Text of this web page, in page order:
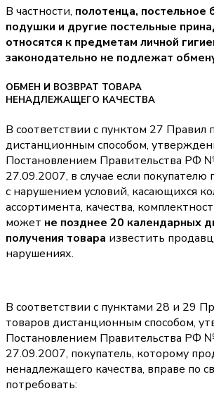
В частности, полотенца, постельное
подушки и другие постельные
относятся к предметам личной
законодательно не подлежат
ОБМЕН И ВОЗВРАТ ТОВАРА
НЕНАДЛЕЖАЩЕГО КАЧЕСТВА
В соответствии с пунктом 27 Правил
дистанционным способом,
Постановлением Правительства РФ
27.09.2007, в случае если покупателю
с нарушением условий, касающихся
ассортимента, качества,
может не позднее 20 календарных
получения товара известить
нарушениях.
В соответствии с пунктами 28 и 29
товаров дистанционным способом,
Постановлением Правительства РФ
27.09.2007, покупатель, которому
ненадлежащего качества, вправе по
потребовать: